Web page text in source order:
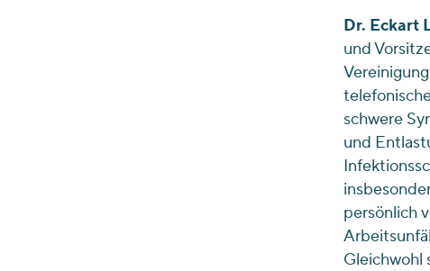
Dr. Eckart
und
schwere
und
persönlich
Gleichwohl